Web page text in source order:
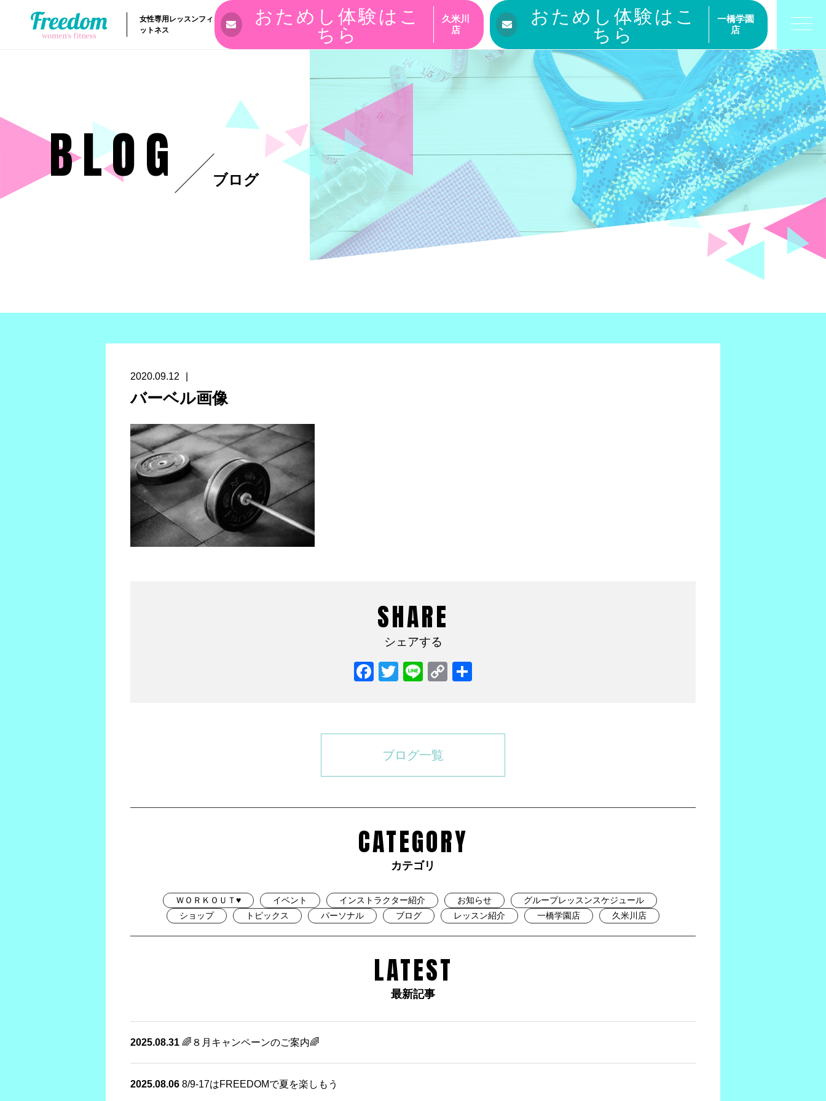
女性専用レッスンフィ
ットネス
おためし体験はこ
ちら
久米川
店
おためし体験はこ
ちら
一橋学園
店
BLOG ブログ
2020.09.12
バーベル画像
SHARE
シェアする
Facebook
TwitterLineCopy
ブログ一覧
CATEGORY
カテゴリ
ＷＯＲＫＯＵＴ♥ イベント インストラクター紹介 お知らせ
グループレッスンスケジュール
ショップ
トピックス パーソナル ブログ レッスン紹介 一橋学園店 久米川店
LATEST
最新記事
2025.08.31 🌈８月キャンペーンのご案内🌈
2025.08.06 8/9-17はFREEDOMで夏を楽しもう